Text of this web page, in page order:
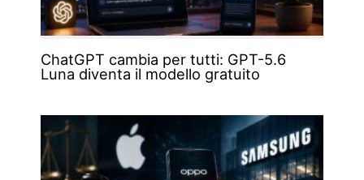
ChatGPT cambia per tutti: GPT-5.6
Luna diventa il modello gratuito